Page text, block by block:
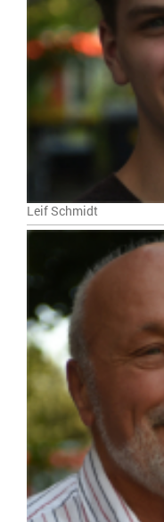
Leif Schmidt